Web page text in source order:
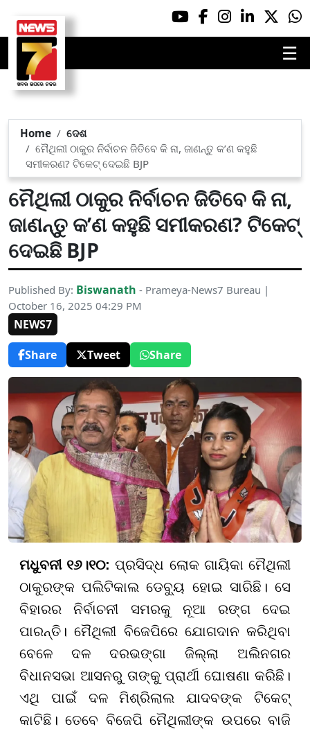
☰
Home
ଦେଶ
ମୈଥିଲୀ ଠାକୁର ନିର୍ବାଚନ ଜିତିବେ କି ନା, ଜାଣନ୍ତୁ କ’ଣ କହୁଛି
ସମୀକରଣ? ଟିକେଟ୍ ଦେଇଛି BJP
ମୈଥିଲୀ ଠାକୁର ନିର୍ବାଚନ ଜିତିବେ କି ନା,
ଜାଣନ୍ତୁ କ’ଣ କହୁଛି ସମୀକରଣ? ଟିକେଟ୍
ଦେଇଛି BJP
Published By: Biswanath - Prameya-News7 Bureau |
October 16, 2025 04:29 PM
NEWS7
Share
Tweet Share
ମଧୁବନୀ ୧୬।୧୦:ପ୍ରସିଦ୍ଧ ଲୋକ ଗାୟିକା ମୈଥିଲୀ
ଠାକୁରଙ୍କ ପଲିଟିକାଲ ଡେବ୍ୟୁ ହୋଇ ସାରିଛି। ସେ
ବିହାରର ନିର୍ବାଚନୀ ସମରକୁ ନୂଆ ରଙ୍ଗ ଦେଇ
ପାରନ୍ତି। ମୈଥିଲୀ ବିଜେପିରେ ଯୋଗଦାନ କରିଥିବା
ବେଳେ ଦଳ ଦରଭଙ୍ଗା ଜିଲ୍ଲା ଅଲିନଗର
ବିଧାନସଭା ଆସନରୁ ତାଙ୍କୁ ପ୍ରାର୍ଥୀ ଘୋଷଣା କରିଛି।
ଏଥି ପାଇଁ ଦଳ ମିଶ୍ରିଲାଲ ଯାଦବଙ୍କ ଟିକେଟ୍
କାଟିଛି। ତେବେ ବିଜେପି ମୈଥିଲୀଙ୍କ ଉପରେ ବାଜି